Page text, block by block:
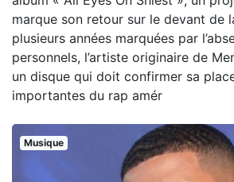
marque son retour sur le devant de
plusieurs années marquées par
personnels, l’artiste originaire de
un disque qui doit confirmer sa
importantes du rap amér
Musique